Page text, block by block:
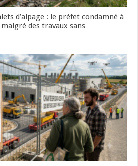
d’alpage : le préfet condamné à
des travaux sans